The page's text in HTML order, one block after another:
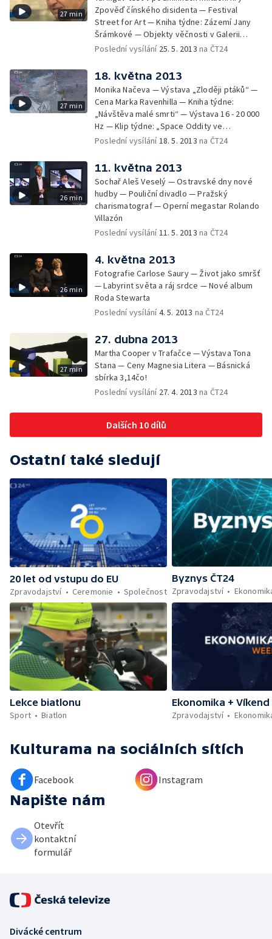
27 min
Zpověď čínského disidenta — Festival
Street for Art — Kniha týdne: Zázemí Jany
Šrámkové — Objekty věčnosti v Galerii
Rudolfinum
Poslední vysílání 25. 5. 2013 na ČT24
27 min
18. května 2013
Monika Načeva — Výstava „Zloději ptáků“ —
Cena Marka Ravenhilla — Kniha týdne:
„Návštěva malé smrti“ — Výstava 16 - 20 000
Hz — Klip týdne: „Space Oddity ve
skutečnosti“
Poslední vysílání18. 5. 2013 na ČT24
26 min
11. května 2013
Sochař Aleš Veselý — Ostravské dny nové
hudby — Pouliční divadlo — Pražský
charismatograf — Operní megastar Rolando
Villazón
Poslední vysílání11. 5. 2013 na ČT24
26 min
4. května 2013
Fotografie Carlose Saury — Život jako smršť
— Labyrint světa a ráj srdce — Nové album
Roda Stewarta
Poslední vysílání4. 5. 2013 na ČT24
27 min
27. dubna 2013
Martha Cooper v Trafačce — Výstava Tona
Stana — Ceny Magnesia Litera — Básnická
sbírka 3,14čo!
Poslední vysílání 27. 4. 2013 na ČT24
Dalších 10 dílů
Ostatní také sledují
20 let od vstupu do EU
Zpravodajství
Ceremonie Společnost
Byznys ČT24
Zpravodajství
Lekce biatlonu
Sport
Biatlon
Ekonomika + Víkend
Zpravodajství
Kulturama na sociálních sítích
Facebook Instagram
Napište nám
Otevřít
kontaktní
formulář
Divácké centrum